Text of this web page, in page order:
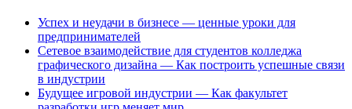
Успех и неудачи в бизнесе — ценные уроки для
предпринимателей
Сетевое взаимодействие для студентов колледжа
графического дизайна — Как построить успешные связи
в индустрии
Будущее игровой индустрии — Как факультет